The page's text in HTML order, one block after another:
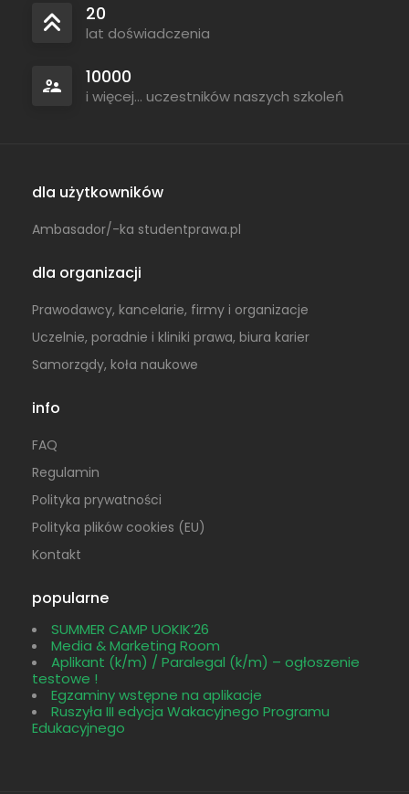
20
lat doświadczenia
10000
i więcej... uczestników naszych szkoleń
dla użytkowników
Ambasador/-ka studentprawa.pl
dla organizacji
Prawodawcy, kancelarie, firmy i organizacje
Uczelnie, poradnie i kliniki prawa, biura karier
Samorządy, koła naukowe
info
FAQ
Regulamin
Polityka prywatności
Polityka plików cookies (EU)
Kontakt
popularne
SUMMER CAMP UOKIK’26
Media & Marketing Room
Aplikant (k/m) / Paralegal (k/m) – ogłoszenie
testowe !
Egzaminy wstępne na aplikacje
Ruszyła III edycja Wakacyjnego Programu
Edukacyjnego